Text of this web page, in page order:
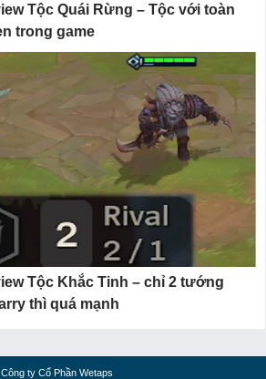
Tộc Quái Rừng – Tộc với toàn
trong game
Tộc Khắc Tinh – chỉ 2 tướng
thì quá mạnh
ty Cổ Phần Wetaps